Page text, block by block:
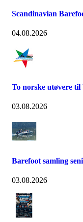
Scandinavian
04.08.2026
To norske utøvere
03.08.2026
Barefoot samling
03.08.2026